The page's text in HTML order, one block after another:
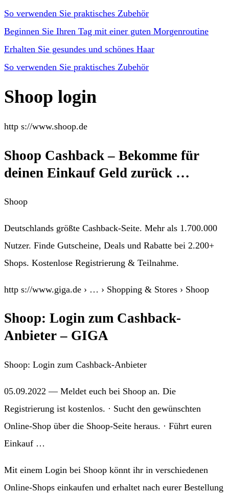
So verwenden Sie praktisches Zubehör
Beginnen Sie Ihren Tag mit einer guten Morgenroutine
Erhalten Sie gesundes und schönes Haar
So verwenden Sie praktisches Zubehör
Shoop login
http s://www.shoop.de
Shoop Cashback – Bekomme für
deinen Einkauf Geld zurück …
Shoop
Deutschlands größte Cashback-Seite. Mehr als 1.700.000
Nutzer. Finde Gutscheine, Deals und Rabatte bei 2.200+
Shops. Kostenlose Registrierung & Teilnahme.
http s://www.giga.de › … › Shopping & Stores › Shoop
Shoop: Login zum Cashback-
Anbieter – GIGA
Shoop: Login zum Cashback-Anbieter
05.09.2022 — Meldet euch bei Shoop an. Die
Registrierung ist kostenlos. · Sucht den gewünschten
Online-Shop über die Shoop-Seite heraus. · Führt euren
Einkauf …
Mit einem Login bei Shoop könnt ihr in verschiedenen
Online-Shops einkaufen und erhaltet nach eurer Bestellung